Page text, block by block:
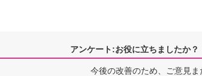
アンケート:お役に立ちましたか？
今後の改善のため、ご意見